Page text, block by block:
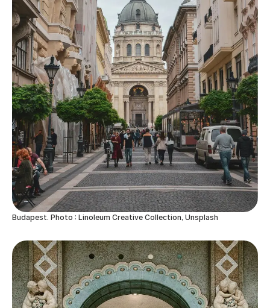
Budapest. Photo : Linoleum Creative Collection, Unsplash